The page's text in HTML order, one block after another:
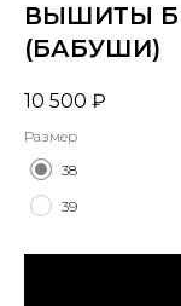
ВЫШИТЫ
(БАБУШИ)
10 500 ₽
Размер
38
39